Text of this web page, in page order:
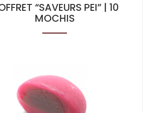
“SAVEURS PEI” | 10
MOCHIS